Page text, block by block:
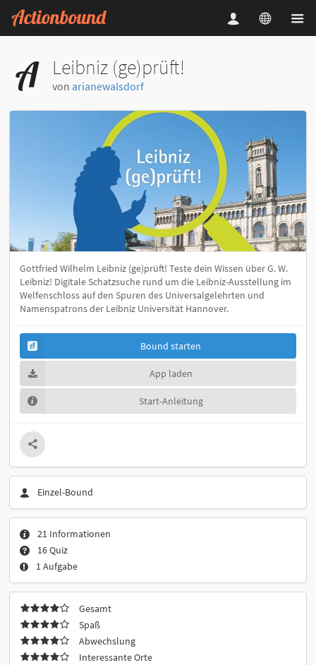
Leibniz (ge)prüft!
von arianewalsdorf
Gottfried Wilhelm Leibniz (ge)prüft! Teste dein Wissen über G. W.
Leibniz! Digitale Schatzsuche rund um die Leibniz-Ausstellung im
Welfenschloss auf den Spuren des Universalgelehrten und
Namenspatrons der Leibniz Universität Hannover.
Bound starten
App laden
Start-Anleitung
Einzel-Bound
21 Informationen
16 Quiz
1 Aufgabe
Gesamt
Spaß
Abwechslung
Interessante Orte